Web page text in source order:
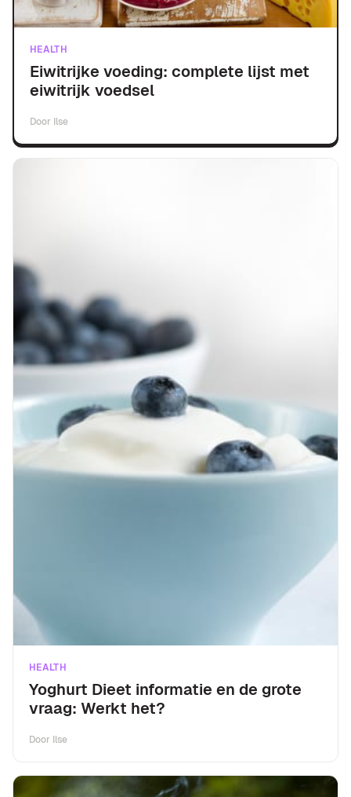
HEALTH
Eiwitrijke voeding: complete lijst met
eiwitrijk voedsel
Door Ilse
HEALTH
Yoghurt Dieet informatie en de grote
vraag: Werkt het?
Door Ilse